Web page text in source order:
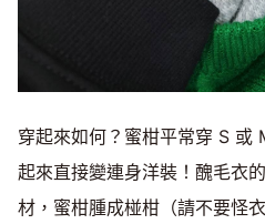
穿起來如何？蜜柑平常穿 S 或
起來直接變連身洋裝！醜毛衣
材，蜜柑腫成椪柑（請不要怪